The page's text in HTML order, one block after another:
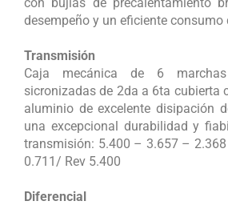
desempeño y un eficiente consumo
Transmisión
Caja mecánica de 6
sicronizadas de 2da a 6ta cubierta
aluminio de excelente disipación
una excepcional durabilidad y
transmisión: 5.400 – 3.657 –
0.711/ Rev 5.400
Diferencial